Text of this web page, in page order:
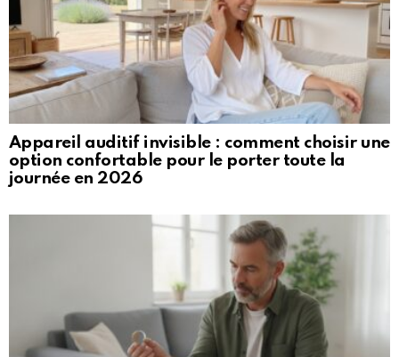
Appareil auditif invisible : comment choisir une
option confortable pour le porter toute la
journée en 2026